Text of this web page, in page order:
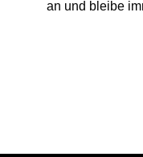
an und bleibe